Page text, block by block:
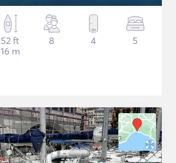
52 ft
16 m
8 4 5